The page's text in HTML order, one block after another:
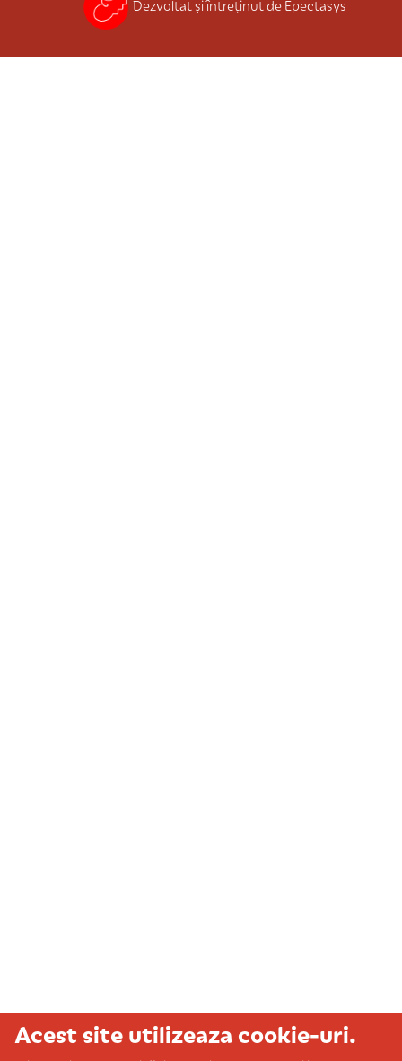
Dezvoltat și întreținut de Epectasys
Acest site utilizeaza cookie-uri.